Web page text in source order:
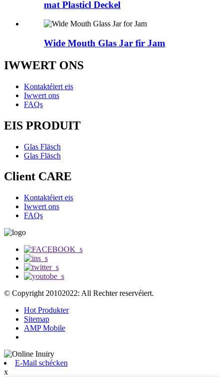
mat Plasticl Deckel
Wide Mouth Glas Jar fir Jam
IWWERT ONS
Kontaktéiert eis
Iwwert ons
FAQs
EIS PRODUIT
Glas Fläsch
Glas Fläsch
Client CARE
Kontaktéiert eis
Iwwert ons
FAQs
© Copyright 20102022: All Rechter reservéiert.
Hot Produkter
Sitemap
AMP Mobile
E-Mail schécken
x